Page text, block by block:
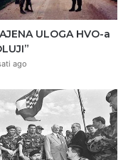
ULOGA HVO-a
ago